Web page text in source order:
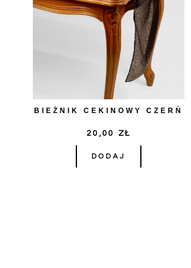
BIEŻNIK CEKINOWY CZERŃ
20,00 ZŁ
DODAJ